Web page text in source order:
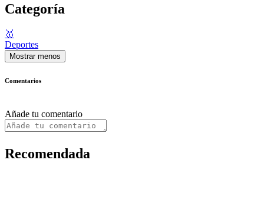
Categoría
🥇
Deportes
Mostrar menos
Comentarios
Añade tu comentario
Recomendada